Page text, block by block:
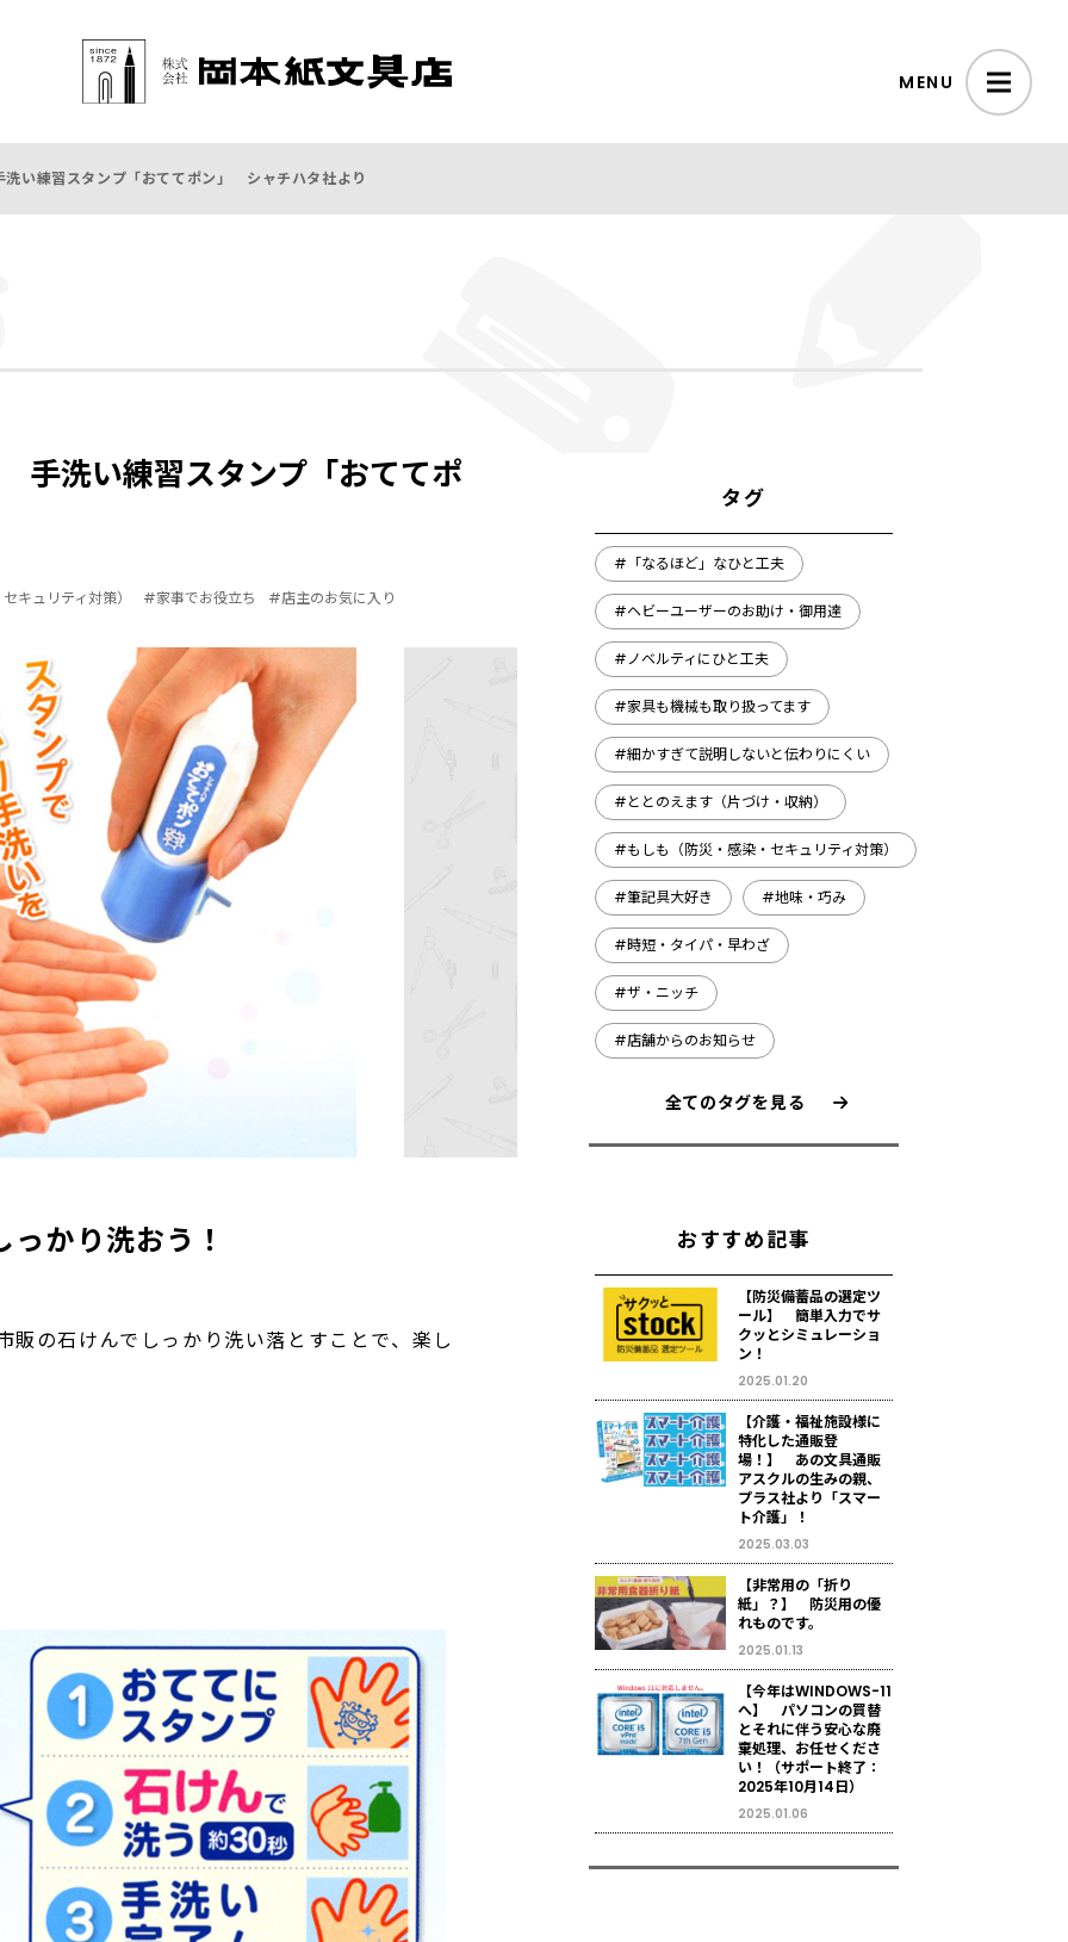
MENU
い練習スタンプ「おててポン」 シャチハタ社より
手洗い練習スタンプ「おててポ
キュリティ対策） #家事でお役立ち #店主のお気に入り
かり洗おう！
の石けんでしっかり洗い落とすことで、楽し
タグ
#「なるほど」なひと工夫
#ヘビーユーザーのお助け・御用達
#ノベルティにひと工夫
#家具も機械も取り扱ってます
#細かすぎて説明しないと伝わりにくい
#ととのえます（片づけ・収納）
#もしも（防災・感染・セキュリティ対策）
#筆記具大好き #地味・巧み
#時短・タイパ・早わざ
#ザ・ニッチ
#店舗からのお知らせ
全てのタグを見る
おすすめ記事
【防災備蓄品の選定ツ
ール】 簡単入力でサ
クッとシミュレーショ
ン！
2025.01.20
【介護・福祉施設様に
特化した通販登
場！】 あの文具通販
アスクルの生みの親、
プラス社より「スマー
ト介護」！
2025.03.03
【非常用の「折り
紙」？】 防災用の優
れものです。
2025.01.13
【今年はWINDOWS-11
へ】 パソコンの買替
とそれに伴う安心な廃
棄処理、お任せくださ
い！（サポート終了：
2025年10月14日）
2025.01.06